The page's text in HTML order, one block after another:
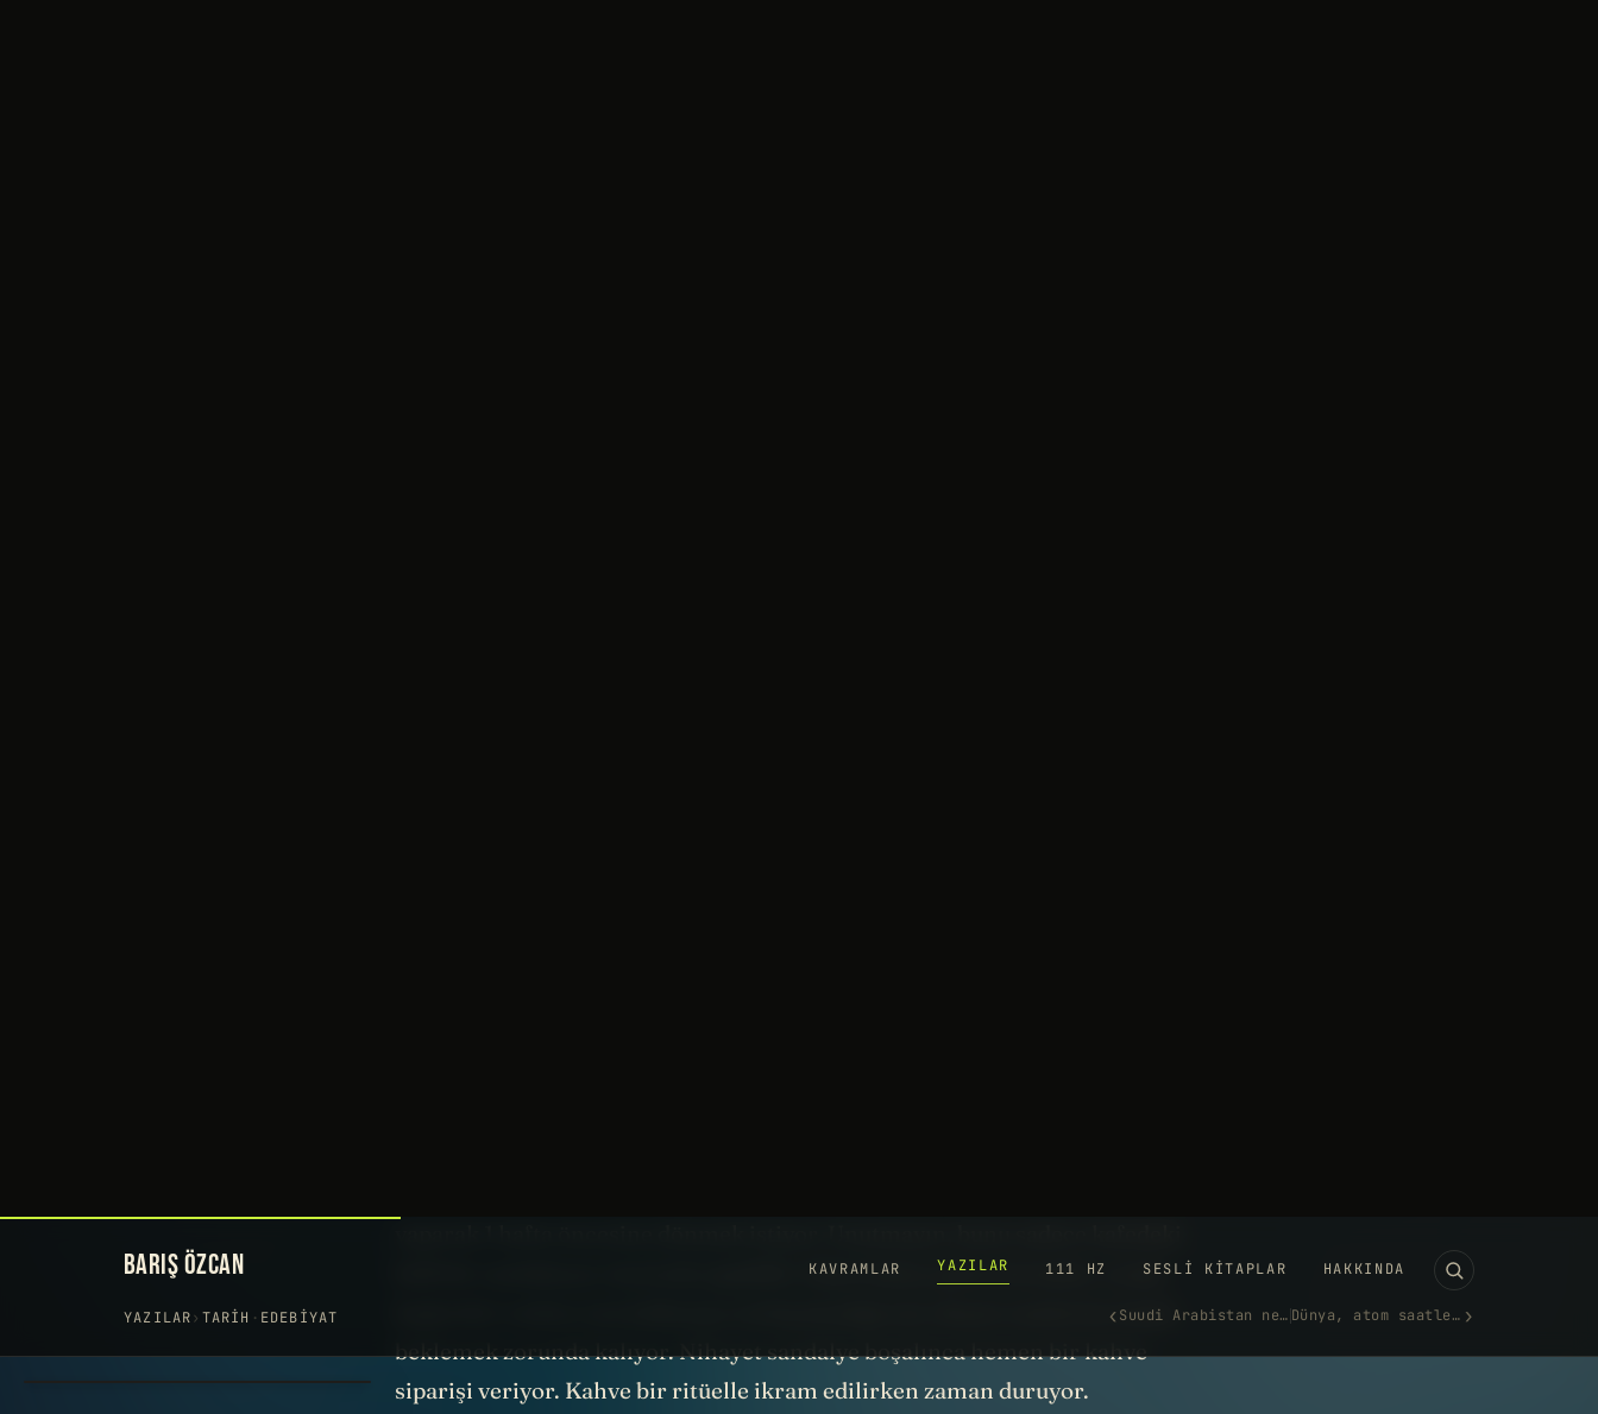
belli bir sandalyeye oturarak yapabilir. Fakat kafeye gelen bu kadın, orada
başka biri varken onu kalkmaya zorlayamadığı için akşam saatlerine kadar
beklemek zorunda kalıyor. Nihayet sandalye boşalınca hemen bir kahve
siparişi veriyor. Kahve bir ritüelle ikram edilirken zaman duruyor.